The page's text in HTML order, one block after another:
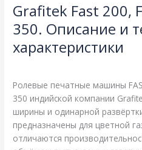
Grafitek Fast 200,
350. Описание и
характеристики
Ролевые печатные машины
350 индийской компании
ширины и одинарной
предназначены для цветной
отличаются
200,
300,
Fast
и
технические
характеристики